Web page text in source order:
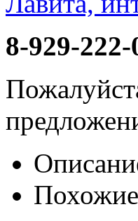
8-929-222-